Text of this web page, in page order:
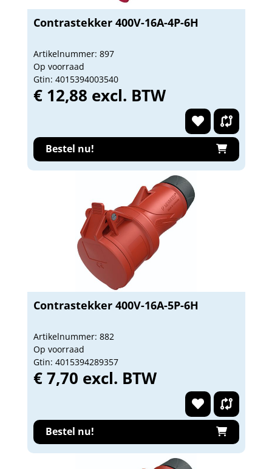
Contrastekker 400V-16A-4P-6H
Artikelnummer: 897
Op voorraad
Gtin: 4015394003540
€ 12,88 excl. BTW
Bestel nu!
Contrastekker 400V-16A-5P-6H
Artikelnummer: 882
Op voorraad
Gtin: 4015394289357
€ 7,70 excl. BTW
Bestel nu!